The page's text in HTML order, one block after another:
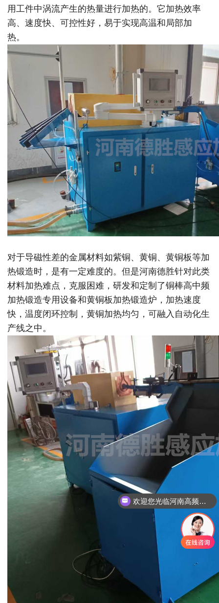
用工件中涡流产生的热量进行加热的。它加热效率
高、速度快、可控性好，易于实现高温和局部加
热。
对于导磁性差的金属材料如紫铜、黄铜、黄铜板等加
热锻造时，是有一定难度的。但是河南德胜针对此类
材料加热难点，克服困难，研发和定制了铜棒高中频
加热锻造专用设备和黄铜板加热锻造炉，加热速度
快，温度闭环控制，黄铜加热均匀，可融入自动化生
产线之中。
欢迎您光临河南高频炉厂家网站！